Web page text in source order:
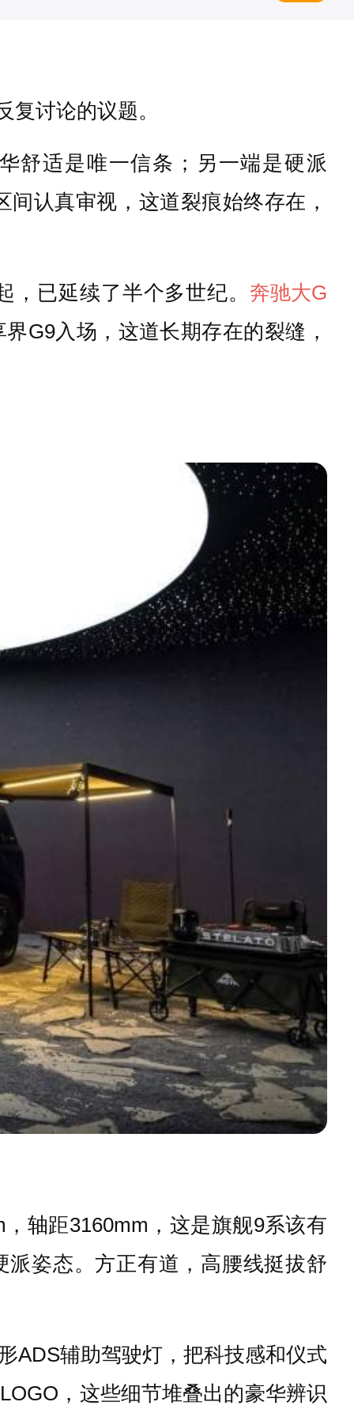
讨论的议题。
舒适是唯一信条；另一端是硬派
认真审视，这道裂痕始终存在，
，已延续了半个多世纪。 奔驰大G
G9入场，这道长期存在的裂缝，
轴距3160mm，这是旗舰9系该有
姿态。方正有道，高腰线挺拔舒
ADS辅助驾驶灯，把科技感和仪式
，这些细节堆叠出的豪华辨识